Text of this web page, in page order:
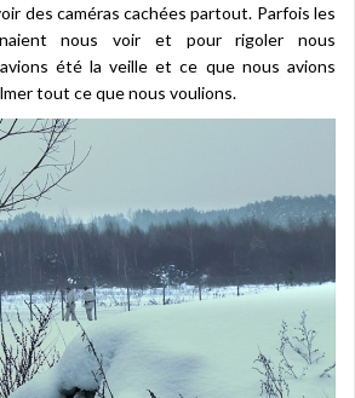
des caméras cachées partout. Parfois les
nous voir et pour rigoler nous
été la veille et ce que nous avions
tout ce que nous voulions.